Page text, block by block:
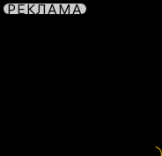
РЕКЛАМА